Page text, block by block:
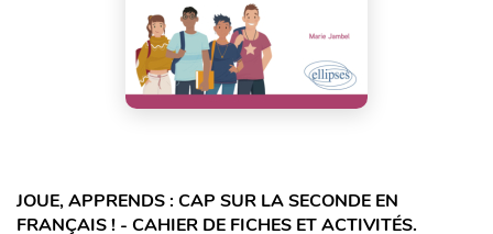
JOUE, APPRENDS : CAP SUR LA SECONDE EN
FRANÇAIS ! - CAHIER DE FICHES ET ACTIVITÉS.